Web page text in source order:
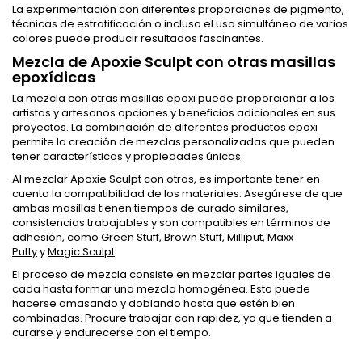
La experimentación con diferentes proporciones de pigmento,
técnicas de estratificación o incluso el uso simultáneo de varios
colores puede producir resultados fascinantes.
Mezcla de Apoxie Sculpt con otras masillas
epoxídicas
La mezcla con otras masillas epoxi puede proporcionar a los
artistas y artesanos opciones y beneficios adicionales en sus
proyectos. La combinación de diferentes productos epoxi
permite la creación de mezclas personalizadas que pueden
tener características y propiedades únicas.
Al mezclar Apoxie Sculpt con otras, es importante tener en
cuenta la compatibilidad de los materiales. Asegúrese de que
ambas masillas tienen tiempos de curado similares,
consistencias trabajables y son compatibles en términos de
adhesión, como Green Stuff, Brown Stuff, Milliput, Maxx
PuttyyMagic Sculpt.
El proceso de mezcla consiste en mezclar partes iguales de
cada hasta formar una mezcla homogénea. Esto puede
hacerse amasando y doblando hasta que estén bien
combinadas. Procure trabajar con rapidez, ya que tienden a
curarse y endurecerse con el tiempo.